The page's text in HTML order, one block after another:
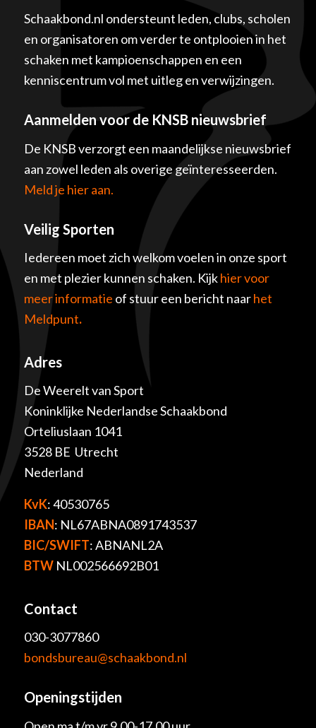
Schaakbond.nl ondersteunt leden, clubs, scholen
en organisatoren om verder te ontplooien in het
schaken met kampioenschappen en een
kenniscentrum vol met uitleg en verwijzingen.
Aanmelden voor de KNSB nieuwsbrief
De KNSB verzorgt een maandelijkse nieuwsbrief
aan zowel leden als overige geïnteresseerden.
Meld je hier aan.
Veilig Sporten
Iedereen moet zich welkom voelen in onze sport
en met plezier kunnen schaken. Kijkhier voor
meer informatie of stuur een bericht naarhet
Meldpunt.
Adres
De Weerelt van Sport
Koninklijke Nederlandse Schaakbond
Orteliuslaan 1041
3528 BE Utrecht
Nederland
KvK: 40530765
IBAN: NL67ABNA0891743537
BIC/SWIFT: ABNANL2A
BTWNL002566692B01
Contact
030-3077860
bondsbureau@schaakbond.nl
Openingstijden